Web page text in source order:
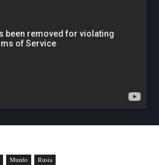
Mundo Rusia